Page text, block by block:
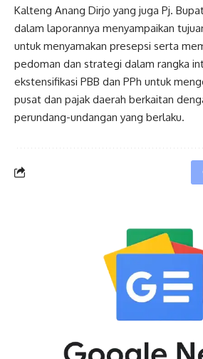
Kalteng Anang Dirjo yang juga Pj.
dalam laporannya menyampaikan
untuk menyamakan presepsi serta
pedoman dan strategi dalam rangka
ekstensifikasi PBB dan PPh untuk
pusat dan pajak daerah berkaitan
perundang-undangan yang berlaku.